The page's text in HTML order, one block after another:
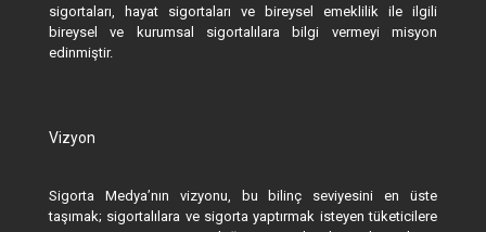
sigortaları, hayat sigortaları ve bireysel emeklilik ile ilgili
bireysel ve kurumsal sigortalılara bilgi vermeyi misyon
edinmiştir.
Vizyon
Sigorta Medya’nın vizyonu, bu bilinç seviyesini en üste
taşımak; sigortalılara ve sigorta yaptırmak isteyen tüketicilere